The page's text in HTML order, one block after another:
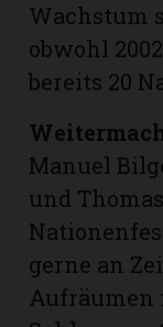
Wachstum
obwohl
bereits 20
Manuel
und
gerne an
Aufräumen